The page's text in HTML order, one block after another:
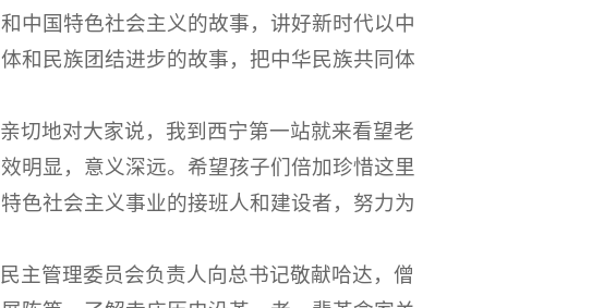
中国特色社会主义的故事，讲好新时代以中
和民族团结进步的故事，把中华民族共同体
切地对大家说，我到西宁第一站就来看望老
明显，意义深远。希望孩子们倍加珍惜这里
色社会主义事业的接班人和建设者，努力为
主管理委员会负责人向总书记敬献哈达，僧